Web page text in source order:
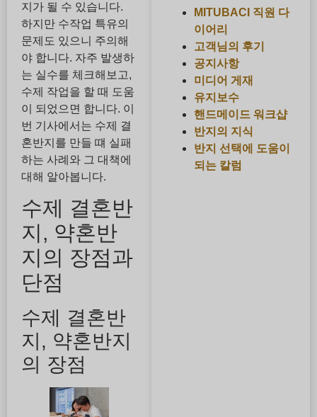
지가 될 수 있습니다.
하지만 수작업 특유의
문제도 있으니 주의해
야 합니다. 자주 발생하
는 실수를 체크해보고,
수제 작업을 할 때 도움
이 되었으면 합니다. 이
번 기사에서는 수제 결
혼반지를 만들 떄 실패
하는 사례와 그 대책에
대해 알아봅니다.
수제 결혼반
지, 약혼반
지의 장점과
단점
수제 결혼반
지, 약혼반지
의 장점
MITUBACI 직원 다
이어리
고객님의 후기
공지사항
미디어 게재
유지보수
핸드메이드 워크샵
반지의 지식
반지 선택에 도움이
되는 칼럼